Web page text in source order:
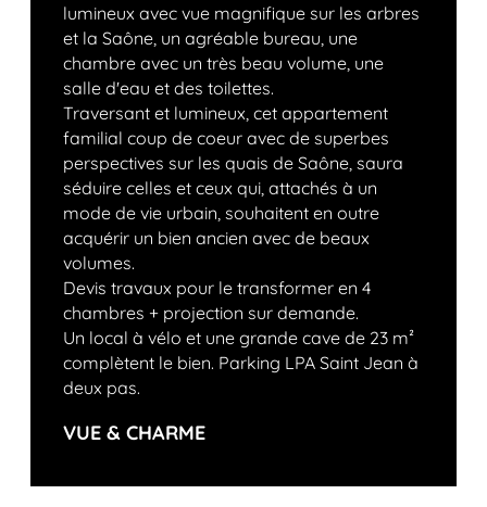
lumineux avec vue magnifique sur les arbres
et la Saône, un agréable bureau, une
chambre avec un très beau volume, une
salle d'eau et des toilettes.
Traversant et lumineux, cet appartement
familial coup de coeur avec de superbes
perspectives sur les quais de Saône, saura
séduire celles et ceux qui, attachés à un
mode de vie urbain, souhaitent en outre
acquérir un bien ancien avec de beaux
volumes.
Devis travaux pour le transformer en 4
chambres + projection sur demande.
Un local à vélo et une grande cave de 23 m²
complètent le bien. Parking LPA Saint Jean à
deux pas.
VUE & CHARME